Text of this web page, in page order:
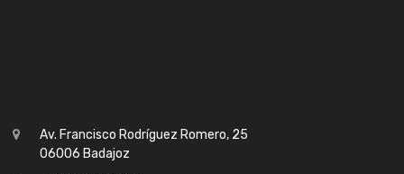
Av. Francisco Rodríguez Romero, 25
06006 Badajoz